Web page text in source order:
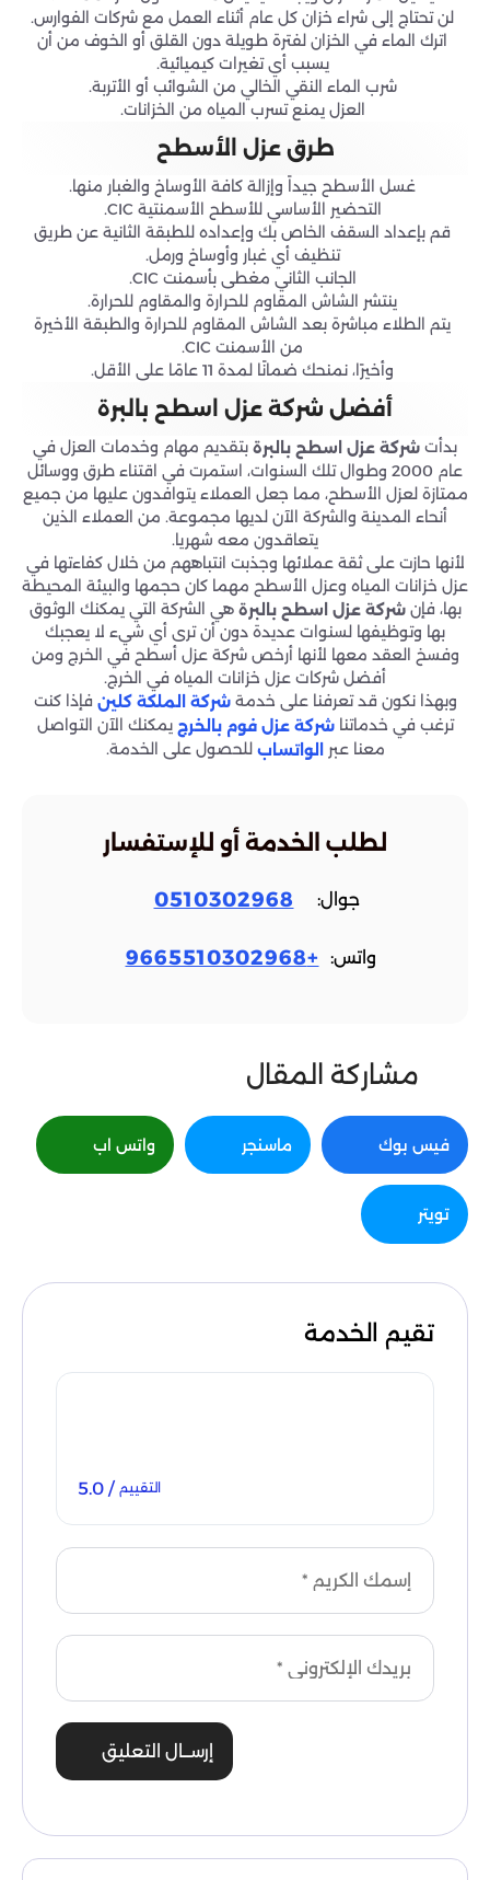
لن تحتاج إلى شراء خزان كل عام أثناء العمل مع شركات الفوارس.
اترك الماء في الخزان لفترة طويلة دون القلق أو الخوف من أن
يسبب أي تغيرات كيميائية.
شرب الماء النقي الخالي من الشوائب أو الأتربة.
العزل يمنع تسرب المياه من الخزانات.
طرق عزل الأسطح
غسل الأسطح جيداً وإزالة كافة الأوساخ والغبار منها.
التحضير الأساسي للأسطح الأسمنتية CIC.
قم بإعداد السقف الخاص بك وإعداده للطبقة الثانية عن طريق
تنظيف أي غبار وأوساخ ورمل.
الجانب الثاني مغطى بأسمنت CIC.
ينتشر الشاش المقاوم للحرارة والمقاوم للحرارة.
يتم الطلاء مباشرة بعد الشاش المقاوم للحرارة والطبقة الأخيرة
من الأسمنت CIC.
وأخيرًا، نمنحك ضمانًا لمدة 11 عامًا على الأقل.
أفضل شركة عزل اسطح بالبرة
بدأت شركة عزل اسطح بالبرة بتقديم مهام وخدمات العزل في
عام 2000 وطوال تلك السنوات، استمرت في اقتناء طرق ووسائل
ممتازة لعزل الأسطح، مما جعل العملاء يتوافدون عليها من جميع
أنحاء المدينة والشركة الآن لديها مجموعة. من العملاء الذين
يتعاقدون معه شهريا.
لأنها حازت على ثقة عملائها وجذبت انتباههم من خلال كفاءتها في
عزل خزانات المياه وعزل الأسطح مهما كان حجمها والبيئة المحيطة
بها، فإنشركة عزل اسطح بالبرة هي الشركة التي يمكنك الوثوق
بها وتوظيفها لسنوات عديدة دون أن ترى أي شيء لا يعجبك
وفسخ العقد معها لأنها أرخص شركة عزل أسطح في الخرج ومن
أفضل شركات عزل خزانات المياه في الخرج.
وبهذا نكون قد تعرفنا على خدمةشركة الملكة كلين فإذا كنت
ترغب في خدماتناشركة عزل فوم بالخرج يمكنك الآن التواصل
معنا عبر الواتساب للحصول على الخدمة.
لطلب الخدمة أو للإستفسار
جوال: 0510302968
واتس: +9665510302968
مشاركة المقال
فيس بوك ماسنجر واتس اب
تويتر
تقيم الخدمة
التقييم / 5.0
إرســال التعليق